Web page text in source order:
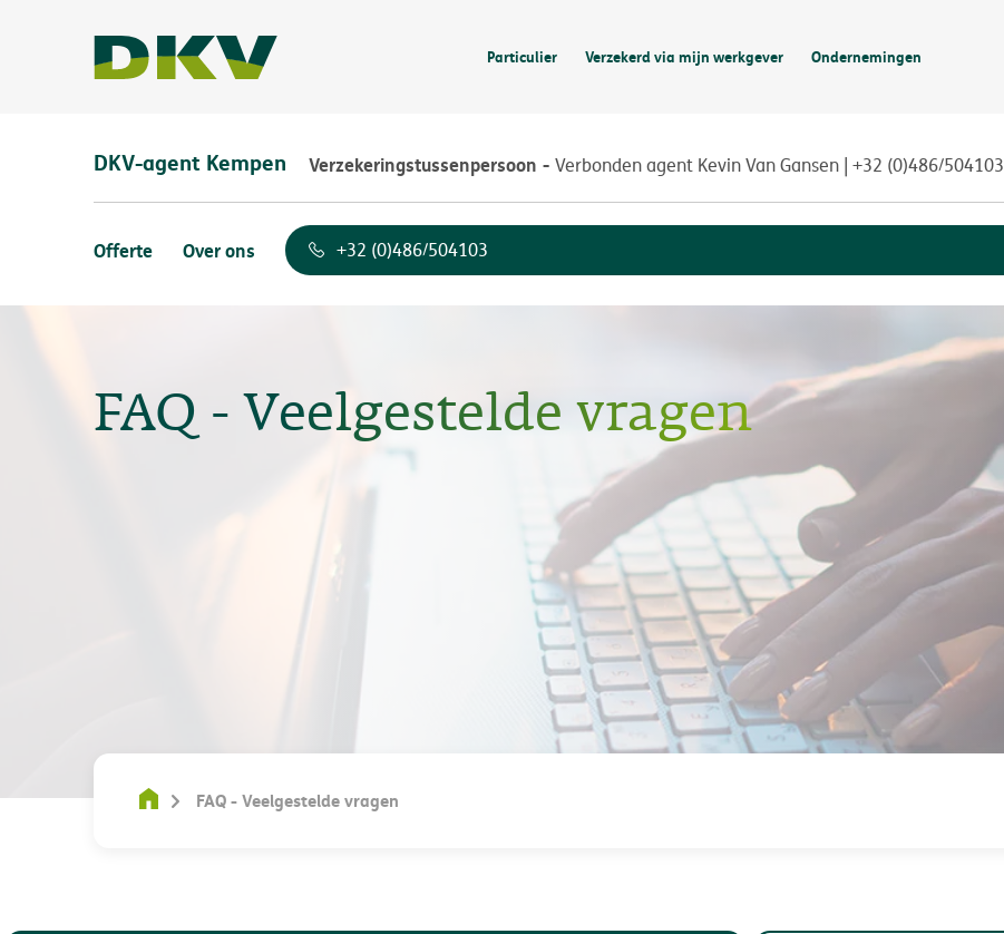
Particulier Verzekerd via mijn werkgever Ondernemingen
DKV-agent Kempen Verzekeringstussenpersoon Verbonden agent Kevin Van Gansen | +32 (0)486/504103
Offerte Over ons +32 (0)486/504103
FAQ - Veelgestelde vragen
FAQ - Veelgestelde vragen